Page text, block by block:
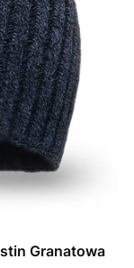
Granatowa